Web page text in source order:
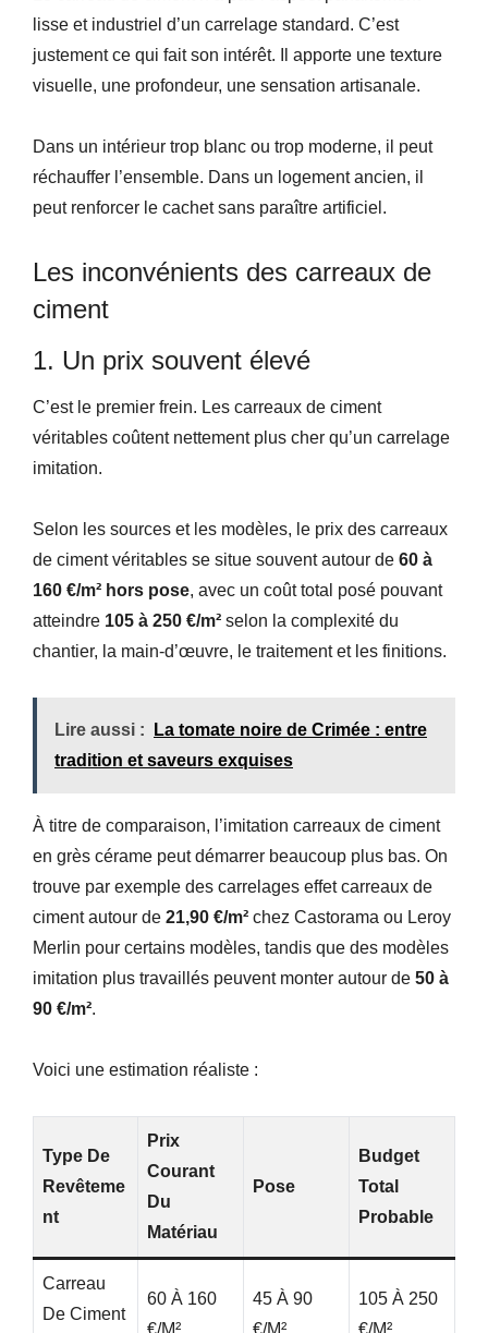
lisse et industriel d’un carrelage standard. C’est
justement ce qui fait son intérêt. Il apporte une texture
visuelle, une profondeur, une sensation artisanale.
Dans un intérieur trop blanc ou trop moderne, il peut
réchauffer l’ensemble. Dans un logement ancien, il
peut renforcer le cachet sans paraître artificiel.
Les inconvénients des carreaux de
ciment
1. Un prix souvent élevé
C’est le premier frein. Les carreaux de ciment
véritables coûtent nettement plus cher qu’un carrelage
imitation.
Selon les sources et les modèles, le prix des carreaux
de ciment véritables se situe souvent autour de 60 à
160 €/m² hors pose, avec un coût total posé pouvant
atteindre 105 à 250 €/m² selon la complexité du
chantier, la main-d’œuvre, le traitement et les finitions.
Lire aussi :
La tomate noire de Crimée : entre
tradition et saveurs exquises
À titre de comparaison, l’imitation carreaux de ciment
en grès cérame peut démarrer beaucoup plus bas. On
trouve par exemple des carrelages effet carreaux de
ciment autour de 21,90 €/m² chez Castorama ou Leroy
Merlin pour certains modèles, tandis que des modèles
imitation plus travaillés peuvent monter autour de 50 à
90 €/m².
Voici une estimation réaliste :
Type De
Revêteme
Nt
Prix
Courant
Du
Matériau
Pose
Budget
Total
Probable
Carreau
De Ciment
60 À 160
45 À 90
105 À 250